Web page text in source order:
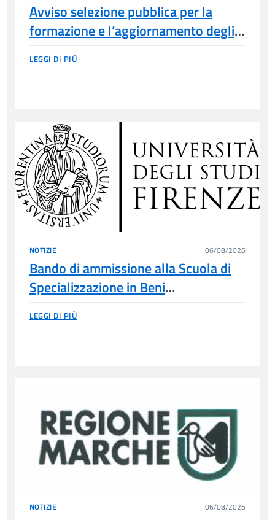
Avviso selezione pubblica per la
formazione e l’aggiornamento degli
elenchi di idonei per le assunzioni a
tempo indeterminato e determinato
LEGGI DI PIÙ
NOTIZIE 06/08/2026
Bando di ammissione alla Scuola di
Specializzazione in Beni
Architettonici e del Paesaggio 2026
LEGGI DI PIÙ
NOTIZIE 06/08/2026